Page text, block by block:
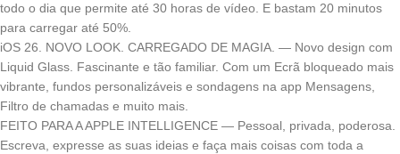
todo o dia que permite até 30 horas de vídeo. E bastam 20 minutos
para carregar até 50%.
iOS 26. NOVO LOOK. CARREGADO DE MAGIA. — Novo design com
Liquid Glass. Fascinante e tão familiar. Com um Ecrã bloqueado mais
vibrante, fundos personalizáveis e sondagens na app Mensagens,
Filtro de chamadas e muito mais.
FEITO PARA A APPLE INTELLIGENCE — Pessoal, privada, poderosa.
Escreva, expresse as suas ideias e faça mais coisas com toda a